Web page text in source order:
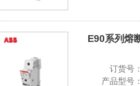
E90系列熔
订货号
产品型号